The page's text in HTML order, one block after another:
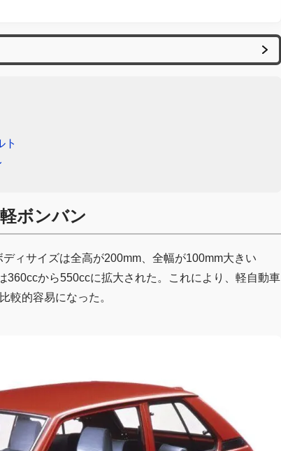
ト
ボンバン
ィサイズは全高が200mm、全幅が100mm大きい
から550ccに拡大された。これにより、軽自動車
較的容易になった。